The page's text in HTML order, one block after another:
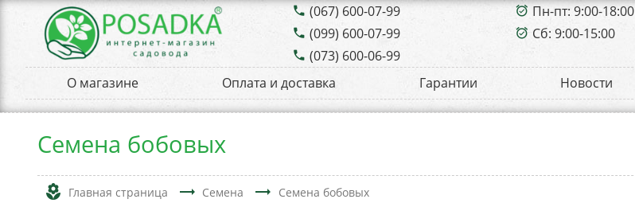
phone (067) 600-07-99
phone (099) 600-07-99
phone (073) 600-06-99
alarm_on Пн-пт: 9:00-18:00
alarm_on Сб: 9:00-15:00
О магазине Оплата и доставка Гарантии Новости
Семена бобовых
local_florist Главная страница trending_flat Семена trending_flat Семена бобовых